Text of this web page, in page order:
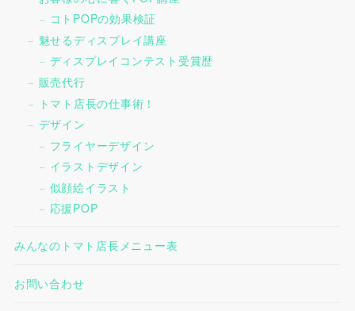
コトPOPの効果検証
魅せるディスプレイ講座
ディスプレイコンテスト受賞歴
販売代行
トマト店長の仕事術！
デザイン
フライヤーデザイン
イラストデザイン
似顔絵イラスト
応援POP
みんなのトマト店長メニュー表
お問い合わせ